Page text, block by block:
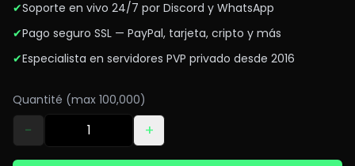
✔Soporte en vivo 24/7 por Discord y WhatsApp
✔Pago seguro SSL — PayPal, tarjeta, cripto y más
✔Especialista en servidores PVP privado desde 2016
Quantité (max 100,000)
− +